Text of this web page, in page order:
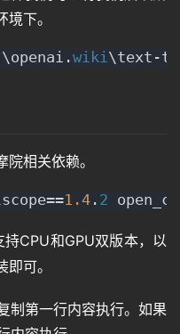
下。
wiki\text-to-
相关依赖。
1.4 . 2
持CPU和GPU双版本，以
可。
制第一行内容执行。如果